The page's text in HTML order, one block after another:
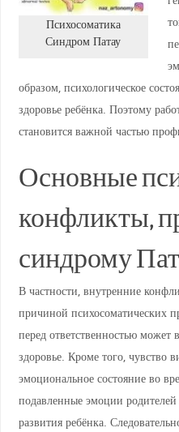
Психосоматика
Синдром Патау
образом, психологическое
здоровье ребёнка. Поэтому
становится важной частью
Основные
конфликты,
синдрому
В частности, внутренние
причиной психосоматических
перед ответственностью
здоровье. Кроме того, чувство
эмоциональное состояние во
подавленные эмоции
развития ребёнка.